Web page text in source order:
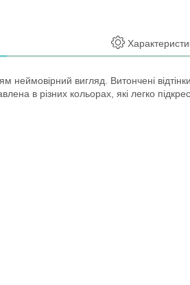
вигляд. Витончені
в різних кольорах, які легко